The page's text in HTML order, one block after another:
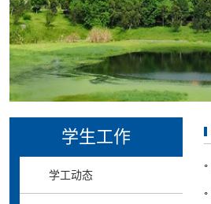
学生工作
学工动态